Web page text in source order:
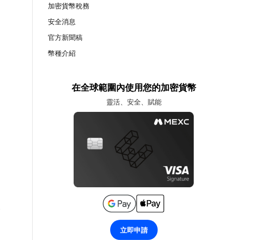
加密貨幣稅務
安全消息
官方新聞稿
幣種介紹
在全球範圍內使用您的加密貨幣
靈活、安全、賦能
立即申請